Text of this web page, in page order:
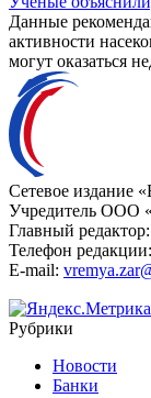
Данные
активности
могут оказаться
Сетевое издание
Учредитель
Главный редактор:
Телефон редакции:
E-mail:
Рубрики
Новости
Банки